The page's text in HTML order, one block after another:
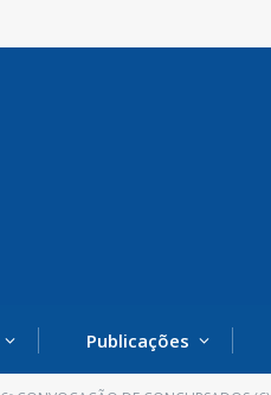
Publicações